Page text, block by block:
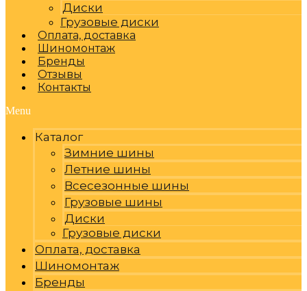
Диски
Грузовые диски
Оплата, доставка
Шиномонтаж
Бренды
Отзывы
Контакты
Menu
Каталог
Зимние шины
Летние шины
Всесезонные шины
Грузовые шины
Диски
Грузовые диски
Оплата, доставка
Шиномонтаж
Бренды